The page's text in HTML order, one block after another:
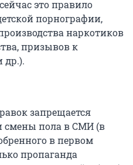
это правило
порнографии,
наркотиков
призывов к
др.).
запрещается
смены пола в СМИ (в
в первом
пропаганда